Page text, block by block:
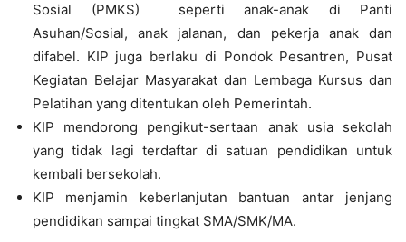
Sosial (PMKS) seperti anak-anak di Panti
Asuhan/Sosial, anak jalanan, dan pekerja anak dan
difabel. KIP juga berlaku di Pondok Pesantren, Pusat
Kegiatan Belajar Masyarakat dan Lembaga Kursus dan
Pelatihan yang ditentukan oleh Pemerintah.
KIP mendorong pengikut-sertaan anak usia sekolah
yang tidak lagi terdaftar di satuan pendidikan untuk
kembali bersekolah.
KIP menjamin keberlanjutan bantuan antar jenjang
pendidikan sampai tingkat SMA/SMK/MA.